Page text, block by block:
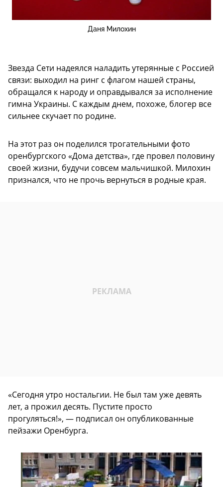
Даня Милохин
Звезда Сети надеялся наладить утерянные с Россией
связи: выходил на ринг с флагом нашей страны,
обращался к народу и оправдывался за исполнение
гимна Украины. С каждым днем, похоже, блогер все
сильнее скучает по родине.
На этот раз он поделился трогательными фото
оренбургского «Дома детства», где провел половину
своей жизни, будучи совсем мальчишкой. Милохин
признался, что не прочь вернуться в родные края.
«Сегодня утро ностальгии. Не был там уже девять
лет, а прожил десять. Пустите просто
прогуляться!», — подписал он опубликованные
пейзажи Оренбурга.